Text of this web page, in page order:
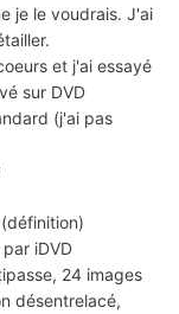
je le voudrais. J'ai
et j'ai essayé
sur DVD
(j'ai pas
iDVD
24 images
désentrelacé,